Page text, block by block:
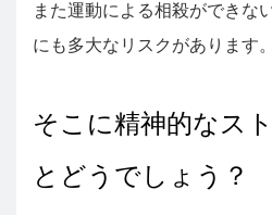
また運動による相殺ができな
にも多大なリスクがあります。
そこに精神的なス
とどうでしょう？